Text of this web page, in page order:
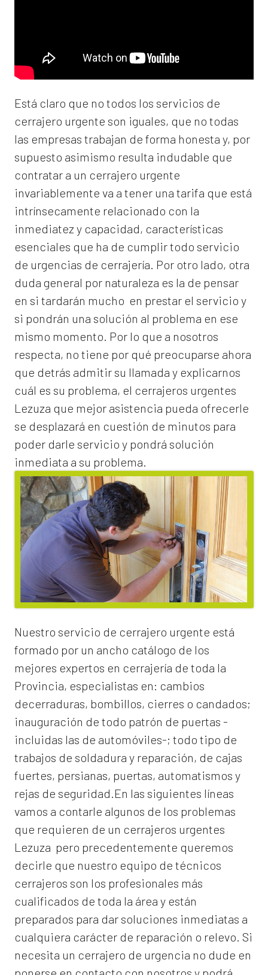
Está claro que no todos los servicios de
cerrajero urgente son iguales, que no todas
las empresas trabajan de forma honesta y, por
supuesto asimismo resulta indudable que
contratar a un cerrajero urgente
invariablemente va a tener una tarifa que está
intrínsecamente relacionado con la
inmediatez y capacidad, características
esenciales que ha de cumplir todo servicio
de urgencias de cerrajería. Por otro lado, otra
duda general por naturaleza es la de pensar
en si tardarán mucho en prestar el servicio y
si pondrán una solución al problema en ese
mismo momento. Por lo que a nosotros
respecta, no tiene por qué preocuparse ahora
que detrás admitir su llamada y explicarnos
cuál es su problema, el cerrajeros urgentes
Lezuza que mejor asistencia pueda ofrecerle
se desplazará en cuestión de minutos para
poder darle servicio y pondrá solución
inmediata a su problema.
Nuestro servicio de cerrajero urgente está
formado por un ancho catálogo de los
mejores expertos en cerrajería de toda la
Provincia, especialistas en: cambios
decerraduras, bombillos, cierres o candados;
inauguración de todo patrón de puertas -
incluidas las de automóviles-; todo tipo de
trabajos de soldadura y reparación, de cajas
fuertes, persianas, puertas, automatismos y
rejas de seguridad.En las siguientes líneas
vamos a contarle algunos de los problemas
que requieren de un cerrajeros urgentes
Lezuza pero precedentemente queremos
decirle que nuestro equipo de técnicos
cerrajeros son los profesionales más
cualificados de toda la área y están
preparados para dar soluciones inmediatas a
cualquiera carácter de reparación o relevo. Si
necesita un cerrajero de urgencia no dude en